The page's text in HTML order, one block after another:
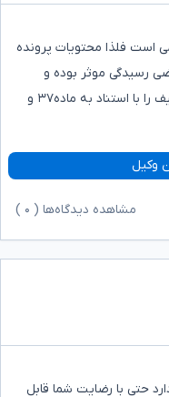
است فلذا محتویات پرونده
رسیدگی موثر بوده و
لیکن در این خصوص می تواند شرایط تخفیف را با استناد به ماده۳۷ و
وکیل
مشاهده دیدگاه‌ها ( ۰
حتی با رضایت شما قابل